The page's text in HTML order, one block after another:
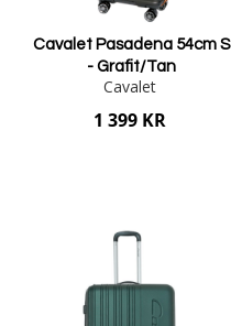
Cavalet Pasadena 54cm S
- Grafit/Tan
Cavalet
1 399 KR